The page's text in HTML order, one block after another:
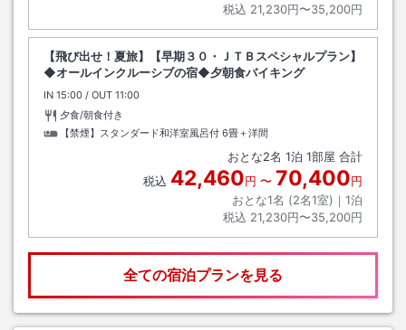
税込 21,230円〜35,200円
【飛び出せ！夏旅】【早期３０・ＪＴＢスペシャルプラン】
◆オールインクルーシブの宿◆夕朝食バイキング
IN チェックイン
15:00 / OUT チェックアウト
11:00
夕食/朝食付き
【禁煙】スタンダード和洋室風呂付 6畳＋洋間
おとな2名 1泊 1部屋 合計
税込 42,460円 〜 70,400円
おとな1名 (2名1室)｜ 1泊
税込 21,230円〜35,200円
全ての宿泊プランを見る